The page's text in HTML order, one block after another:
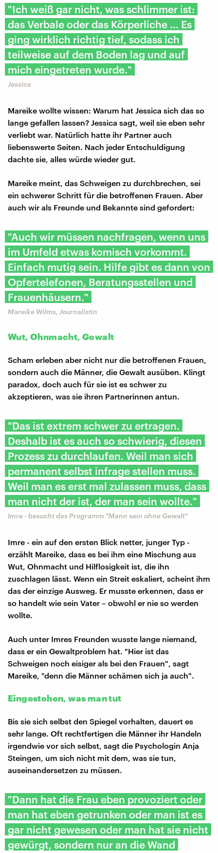
"Ich weiß gar nicht, was schlimmer ist:
das Verbale oder das Körperliche ... Es
ging wirklich richtig tief, sodass ich
teilweise auf dem Boden lag und auf
mich eingetreten wurde."
Jessica
Mareike wollte wissen: Warum hat Jessica sich das so
lange gefallen lassen? Jessica sagt, weil sie eben sehr
verliebt war. Natürlich hatte ihr Partner auch
liebenswerte Seiten. Nach jeder Entschuldigung
dachte sie, alles würde wieder gut.
Mareike meint, das Schweigen zu durchbrechen, sei
ein schwerer Schritt für die betroffenen Frauen. Aber
auch wir als Freunde und Bekannte sind gefordert:
"Auch wir müssen nachfragen, wenn uns
im Umfeld etwas komisch vorkommt.
Einfach mutig sein. Hilfe gibt es dann von
Opfertelefonen, Beratungsstellen und
Frauenhäusern."
Mareike Wilms, Journalistin
Wut, Ohnmacht, Gewalt
Scham erleben aber nicht nur die betroffenen Frauen,
sondern auch die Männer, die Gewalt ausüben. Klingt
paradox, doch auch für sie ist es schwer zu
akzeptieren, was sie ihren Partnerinnen antun.
"Das ist extrem schwer zu ertragen.
Deshalb ist es auch so schwierig, diesen
Prozess zu durchlaufen. Weil man sich
permanent selbst infrage stellen muss.
Weil man es erst mal zulassen muss, dass
man nicht der ist, der man sein wollte."
Imre - besucht das Programm "Mann sein ohne Gewalt"
Imre - ein auf den ersten Blick netter, junger Typ -
erzählt Mareike, dass es bei ihm eine Mischung aus
Wut, Ohnmacht und Hilflosigkeit ist, die ihn
zuschlagen lässt. Wenn ein Streit eskaliert, scheint ihm
das der einzige Ausweg. Er musste erkennen, dass er
so handelt wie sein Vater – obwohl er nie so werden
wollte.
Auch unter Imres Freunden wusste lange niemand,
dass er ein Gewaltproblem hat. "Hier ist das
Schweigen noch eisiger als bei den Frauen", sagt
Mareike, "denn die Männer schämen sich ja auch".
Eingestehen, was man tut
Bis sie sich selbst den Spiegel vorhalten, dauert es
sehr lange. Oft rechtfertigen die Männer ihr Handeln
irgendwie vor sich selbst, sagt die Psychologin Anja
Steingen, um sich nicht mit dem, was sie tun,
auseinandersetzen zu müssen.
"Dann hat die Frau eben provoziert oder
man hat eben getrunken oder man ist es
gar nicht gewesen oder man hat sie nicht
gewürgt, sondern nur an die Wand